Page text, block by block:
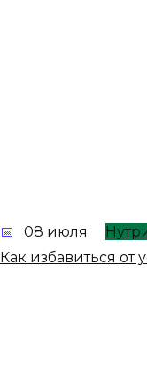
08 июля
Как избавиться от